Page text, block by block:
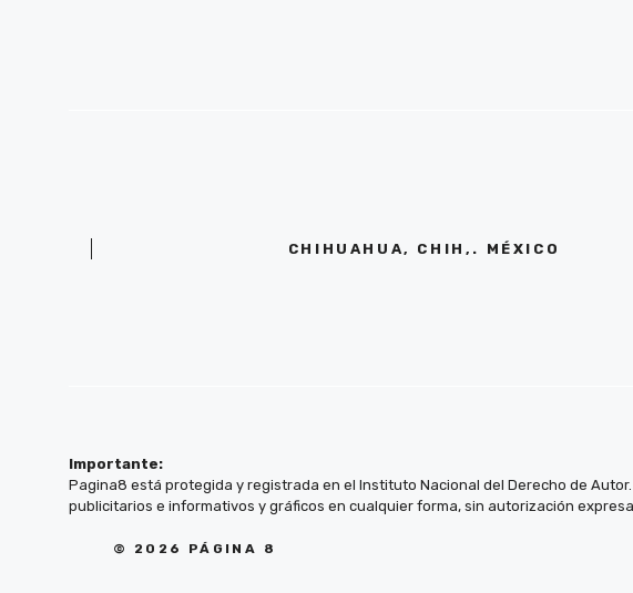
CHIHUAHUA, CHIH,. MÉXICO
Importante:
Pagina8 está protegida y registrada en el Instituto Nacional del Derecho de
publicitarios e informativos y gráficos en cualquier forma, sin autorización
© 2026 PÁGINA 8